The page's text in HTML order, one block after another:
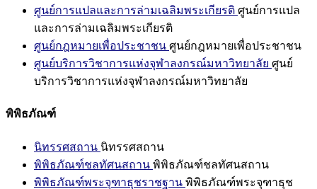
ศูนย์การแปลและการล่ามเฉลิมพระเกียรติ ศูนย์การแปล
และการล่ามเฉลิมพระเกียรติ
ศูนย์กฎหมายเพื่อประชาชน ศูนย์กฎหมายเพื่อประชาชน
ศูนย์บริการวิชาการแห่งจุฬาลงกรณ์มหาวิทยาลัย ศูนย์
บริการวิชาการแห่งจุฬาลงกรณ์มหาวิทยาลัย
พิพิธภัณฑ์
นิทรรศสถาน นิทรรศสถาน
พิพิธภัณฑ์ชลทัศนสถาน พิพิธภัณฑ์ชลทัศนสถาน
พิพิธภัณฑ์พระจุฑาธุชราชฐาน พิพิธภัณฑ์พระจุฑาธุช